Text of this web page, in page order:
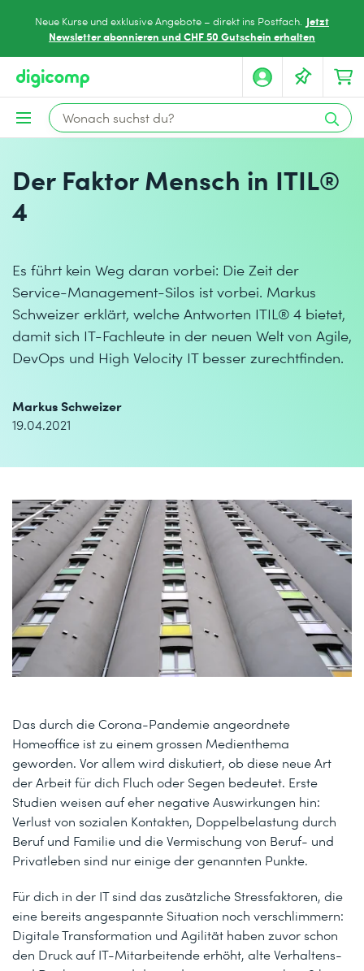
Neue Kurse und exklusive Angebote – direkt ins Postfach. Jetzt
Newsletter abonnieren und CHF 50 Gutschein erhalten
Der Faktor Mensch in ITIL®
4
Es führt kein Weg daran vorbei: Die Zeit der
Service-Management-Silos ist vorbei. Markus
Schweizer erklärt, welche Antworten ITIL® 4 bietet,
damit sich IT-Fachleute in der neuen Welt von Agile,
DevOps und High Velocity IT besser zurechtfinden.
Markus Schweizer
19.04.2021
Das durch die Corona-Pandemie angeordnete
Homeoffice ist zu einem grossen Medienthema
geworden. Vor allem wird diskutiert, ob diese neue Art
der Arbeit für dich Fluch oder Segen bedeutet. Erste
Studien weisen auf eher negative Auswirkungen hin:
Verlust von sozialen Kontakten, Doppelbelastung durch
Beruf und Familie und die Vermischung von Beruf- und
Privatleben sind nur einige der genannten Punkte.
Für dich in der IT sind das zusätzliche Stressfaktoren, die
eine bereits angespannte Situation noch verschlimmern:
Digitale Transformation und Agilität haben zuvor schon
den Druck auf IT-Mitarbeitende erhöht, alte Verhaltens-